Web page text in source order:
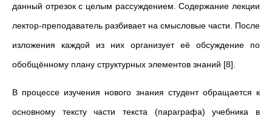
данный отрезок с целым рассуждением. Содержание лекции
лектор-преподаватель разбивает на смысловые части. После
изложения каждой из них организует её обсуждение по
обобщённому плану структурных элементов знаний [8].
В процессе изучения нового знания студент обращается к
основному тексту части текста (параграфа) учебника в